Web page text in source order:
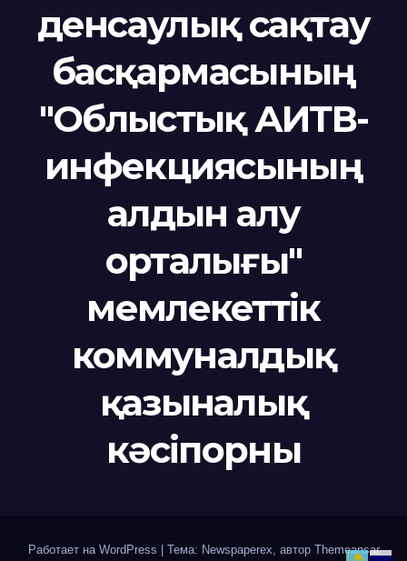
денсаулық сақтау
басқармасының
"Облыстық АИТВ-
инфекциясының
алдын алу
орталығы"
мемлекеттік
коммуналдық
қазыналық
кәсіпорны
Работает на WordPress Тема: Newspaperex, автор Themeansar